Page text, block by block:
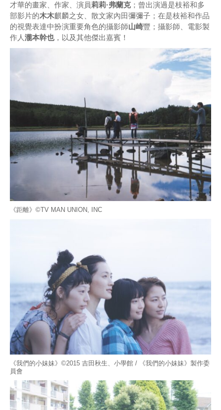
才華的畫家、作家、演員莉莉·弗蘭克；曾出演過是枝裕和多
部影片的木木麒麟之女、散文家內田彌彌子；在是枝裕和作品
的視覺表達中扮演重要角色的攝影師山崎豐；攝影師、電影製
作人 瀧本幹也，以及其他傑出嘉賓！
《距離》©TV MAN UNION, INC
《我們的小妹妹》©2015 吉田秋生、小學館 / 《我們的小妹妹》製作委
員會